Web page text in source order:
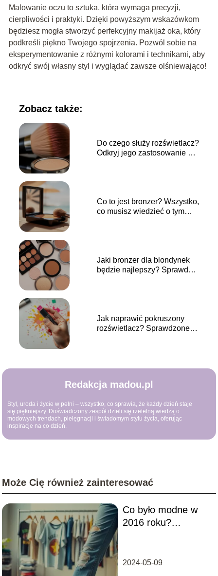
Malowanie oczu to sztuka, która wymaga precyzji,
cierpliwości i praktyki. Dzięki powyższym wskazówkom
będziesz mogła stworzyć perfekcyjny makijaż oka, który
podkreśli piękno Twojego spojrzenia. Pozwól sobie na
eksperymentowanie z różnymi kolorami i technikami, aby
odkryć swój własny styl i wyglądać zawsze olśniewająco!
Zobacz także:
Do czego służy rozświetlacz?
Odkryj jego zastosowanie w
Co to jest bronzer? Wszystko,
co musisz wiedzieć o tym
Jaki bronzer dla blondynek
będzie najlepszy? Sprawdź
Jak naprawić pokruszony
rozświetlacz? Sprawdzone
Redakcja madou.pl
Styl, uroda i życie w pełni – wszystko, co sprawia, że każdy dzień staje
się piękniejszy. Doświadczony zespół dzieli się rzetelną wiedzą o
modowych trendach, pielęgnacji i świadomym stylu życia, oferując
inspiracje na co dzień.
Może Cię również zainteresować
Co było modne w
2016 roku?
trendów
2024-05-09